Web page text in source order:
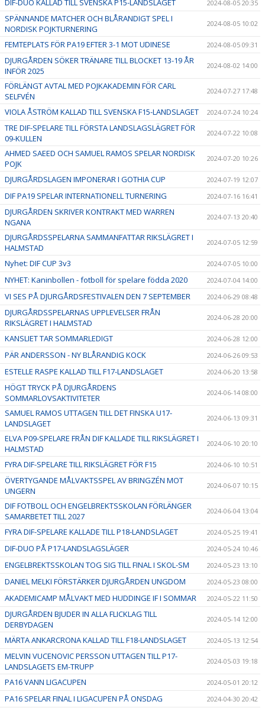
2024-08-05 20:35
SPÄNNANDE MATCHER OCH BLÅRANDIGT SPEL I
NORDISK POJKTURNERING
2024-08-05 10:02
FEMTEPLATS FÖR PA19 EFTER 3-1 MOT UDINESE 2024-08-05 09:31
DJURGÅRDEN SÖKER TRÄNARE TILL BLOCKET 13-19 ÅR
INFÖR 2025
2024-08-02 14:00
FÖRLÄNGT AVTAL MED POJKAKADEMIN FÖR CARL
SELFVÉN
2024-07-27 17:48
VIOLA ÅSTRÖM KALLAD TILL SVENSKA F15-LANDSLAGET 2024-07-24 10:24
TRE DIF-SPELARE TILL FÖRSTA LANDSLAGSLÄGRET FÖR
09-KULLEN
2024-07-22 10:08
AHMED SAEED OCH SAMUEL RAMOS SPELAR NORDISK
POJK
2024-07-20 10:26
DJURGÅRDSLAGEN IMPONERAR I GOTHIA CUP 2024-07-19 12:07
DIF PA19 SPELAR INTERNATIONELL TURNERING 2024-07-16 16:41
DJURGÅRDEN SKRIVER KONTRAKT MED WARREN
NGANA
2024-07-13 20:40
DJURGÅRDSSPELARNA SAMMANFATTAR RIKSLÄGRET I
HALMSTAD
2024-07-05 12:59
Nyhet: DIF CUP 3v3 2024-07-05 10:00
NYHET: Kaninbollen - fotboll för spelare födda 2020 2024-07-04 14:00
VI SES PÅ DJURGÅRDSFESTIVALEN DEN 7 SEPTEMBER 2024-06-29 08:48
DJURGÅRDSSPELARNAS UPPLEVELSER FRÅN
RIKSLÄGRET I HALMSTAD
2024-06-28 20:00
KANSLIET TAR SOMMARLEDIGT 2024-06-28 12:00
PÄR ANDERSSON - NY BLÅRANDIG KOCK 2024-06-26 09:53
ESTELLE RASPE KALLAD TILL F17-LANDSLAGET 2024-06-20 13:58
HÖGT TRYCK PÅ DJURGÅRDENS
SOMMARLOVSAKTIVITETER
2024-06-14 08:00
SAMUEL RAMOS UTTAGEN TILL DET FINSKA U17-
LANDSLAGET
2024-06-13 09:31
ELVA P09-SPELARE FRÅN DIF KALLADE TILL RIKSLÄGRET I
HALMSTAD
2024-06-10 20:10
FYRA DIF-SPELARE TILL RIKSLÄGRET FÖR F15 2024-06-10 10:51
ÖVERTYGANDE MÅLVAKTSSPEL AV BRINGZÉN MOT
UNGERN
2024-06-07 10:15
DIF FOTBOLL OCH ENGELBREKTSSKOLAN FÖRLÄNGER
SAMARBETET TILL 2027
2024-06-04 13:04
FYRA DIF-SPELARE KALLADE TILL P18-LANDSLAGET 2024-05-25 19:41
DIF-DUO PÅ P17-LANDSLAGSLÄGER 2024-05-24 10:46
ENGELBREKTSSKOLAN TOG SIG TILL FINAL I SKOL-SM 2024-05-23 13:10
DANIEL MELKI FÖRSTÄRKER DJURGÅRDEN UNGDOM 2024-05-23 08:00
AKADEMICAMP MÅLVAKT MED HUDDINGE IF I SOMMAR 2024-05-22 11:50
DJURGÅRDEN BJUDER IN ALLA FLICKLAG TILL
DERBYDAGEN
2024-05-14 12:00
MÄRTA ANKARCRONA KALLAD TILL F18-LANDSLAGET 2024-05-13 12:54
MELVIN VUCENOVIC PERSSON UTTAGEN TILL P17-
LANDSLAGETS EM-TRUPP
2024-05-03 19:18
PA16 VANN LIGACUPEN 2024-05-01 20:12
PA16 SPELAR FINAL I LIGACUPEN PÅ ONSDAG 2024-04-30 20:42